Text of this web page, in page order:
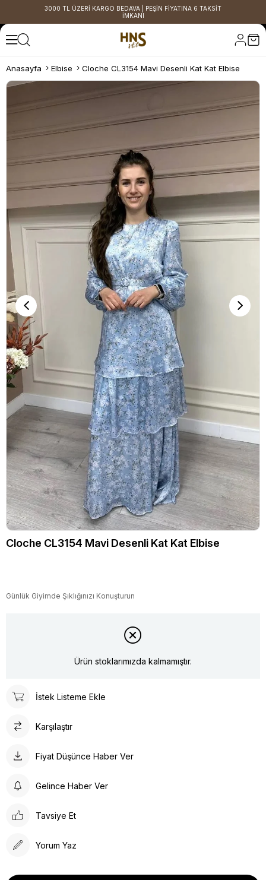
3000 TL ÜZERİ KARGO BEDAVA | PEŞİN FİYATINA 6 TAKSİT
İMKANI
Anasayfa Elbise Cloche CL3154 Mavi Desenli Kat Kat Elbise
Cloche CL3154 Mavi Desenli Kat Kat Elbise
Günlük Giyimde Şıklığınızı Konuşturun
Ürün stoklarımızda kalmamıştır.
İstek Listeme Ekle
Karşılaştır
Fiyat Düşünce Haber Ver
Gelince Haber Ver
Tavsiye Et
Yorum Yaz